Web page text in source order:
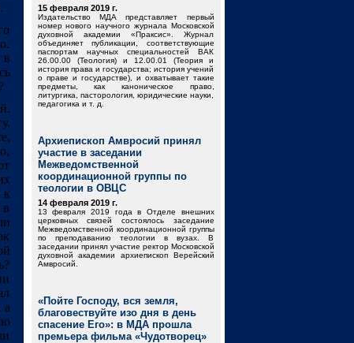
в
к
в
а
15 февраля 2019 г.
Издательство МДА представляет первый
номер нового научного журнала Московской
духовной академии «Праксис». Журнал
объединяет публикации, соответствующие
паспортам научных специальностей ВАК
26.00.00 (Теология) и 12.00.01 (Теория и
история права и государства; история учений
о праве и государстве), и охватывает такие
предметы, как каноническое право,
литургика, пасторология, юридические науки,
педагогика и т. д.
Архиепископ Амвросий принял
участие в заседании
Межведомственной
координационной группы по
теологии в ОВЦС
14 февраля 2019 г.
13 февраля 2019 года в Отделе внешних
церковных связей состоялось заседание
Межведомственной координационной группы
по преподаванию теологии в вузах. В
заседании принял участие ректор Московской
духовной академии архиепископ Верейский
Амвросий.
«Пойте Господу, вся земля,
благовествуйте изо дня в день
спасение Его»: в МДА прошла
премьера фильма «Чудотворец»